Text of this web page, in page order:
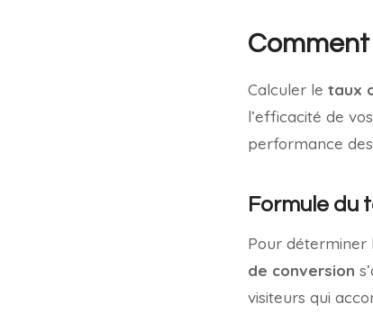
Calculer le taux
l’efficacité de
performance
Formule du
Pour déterminer
de conversion
visiteurs qui